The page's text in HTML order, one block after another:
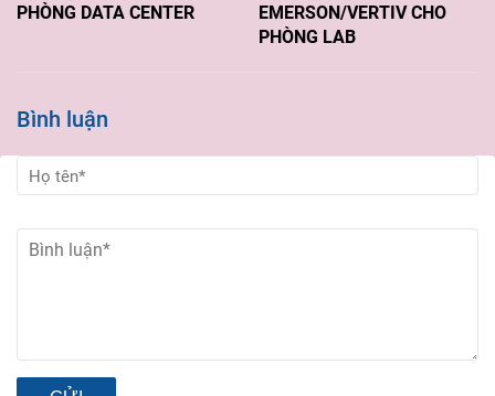
PHÒNG DATA CENTER
EMERSON/VERTIV CHO
PHÒNG LAB
Bình luận